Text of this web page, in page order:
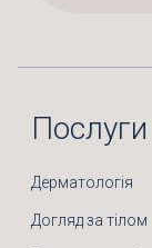
Послуги
Дерматологія
Догляд за тілом